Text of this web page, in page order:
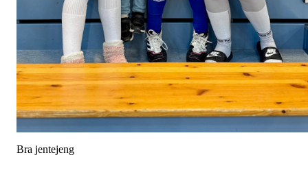
Bra jentejeng